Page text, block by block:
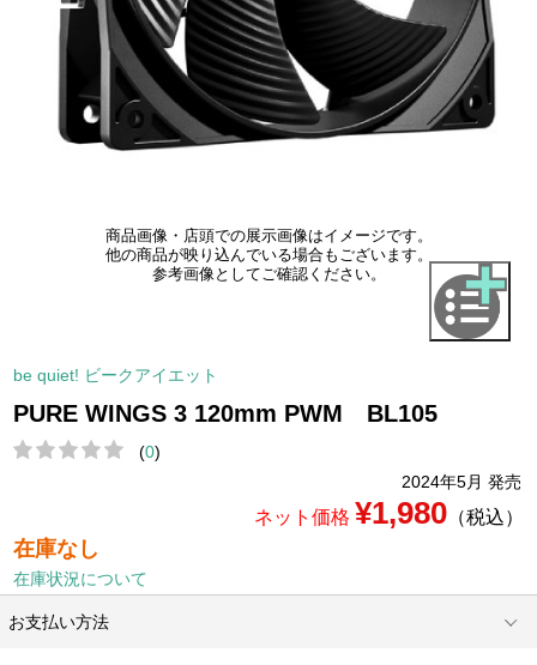
商品画像・店頭での展示画像はイメージです。
他の商品が映り込んでいる場合もございます。
参考画像としてご確認ください。
be quiet! ビークアイエット
PURE WINGS 3 120mm PWM BL105
(0)
2024年5月 発売
ネット価格 ¥1,980（税込）
在庫なし
在庫状況について
お支払い方法